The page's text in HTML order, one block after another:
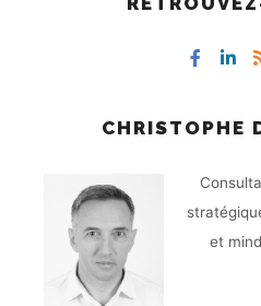
CHRISTOPHE
et